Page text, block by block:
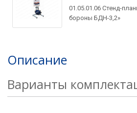
01.05.01.06 Стенд-
бороны БДН-3,2»
Описание
Варианты
Ваш вопрос:*
Организация*
Номер телефона*